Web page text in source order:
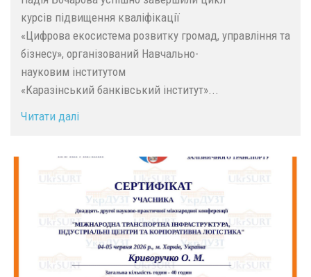
курсів підвищення кваліфікації
«Цифрова екосистема розвитку громад, управління та
бізнесу», організований Навчально-
науковим інститутом
«Каразінський банківський інститут»...
Читати далі